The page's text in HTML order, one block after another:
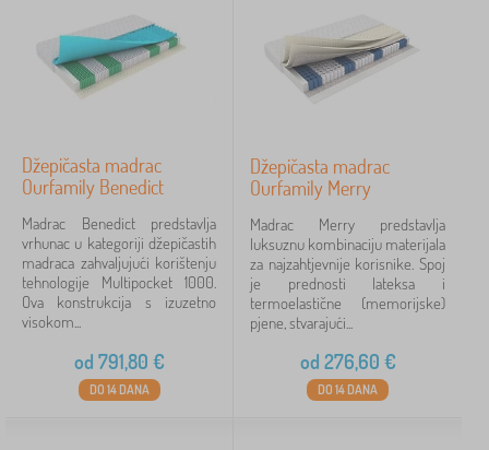
Džepičasta madrac
Ourfamily Benedict
Madrac Benedict predstavlja
vrhunac u kategoriji džepičastih
madraca zahvaljujući korištenju
tehnologije Multipocket 1000.
Ova konstrukcija s izuzetno
visokom...
od 791,80 €
DO 14 DANA
Džepičasta madrac
Ourfamily Merry
Madrac Merry predstavlja
luksuznu kombinaciju materijala
za najzahtjevnije korisnike. Spoj
je prednosti lateksa i
termoelastične (memorijske)
pjene, stvarajući...
od 276,60 €
DO 14 DANA